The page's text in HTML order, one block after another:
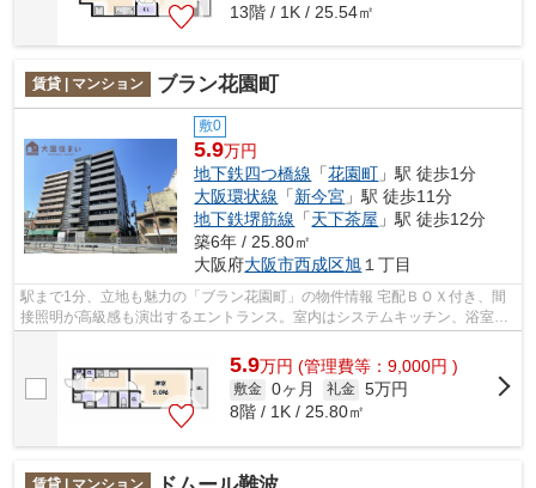
13階 / 1K / 25.54㎡
賃貸 | マンション ブラン花園町
敷0
5.9万円
地下鉄四つ橋線 「花園町 」駅 徒歩1分
大阪環状線 「新今宮 」駅 徒歩11分
地下鉄堺筋線 「天下茶屋 」駅 徒歩12分
築6年 / 25.80㎡
大阪府大阪市西成区旭 １丁目
駅まで1分、立地も魅力の「ブラン花園町」の物件情報 宅配ＢＯＸ付き、間
接照明が高級感も演出するエントランス。室内はシステムキッチン、浴室乾
燥機、一人暮らしに人気の条件「イン...
5.9万円 (管理費等：9,000円 )
敷金 0ヶ月 礼金 5万円
8階 / 1K / 25.80㎡
賃貸 | マンション